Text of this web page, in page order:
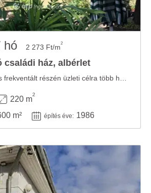
hó 2 273 Ft/m2
családi ház, albérlet
220 m
2
m² építés éve: 1986